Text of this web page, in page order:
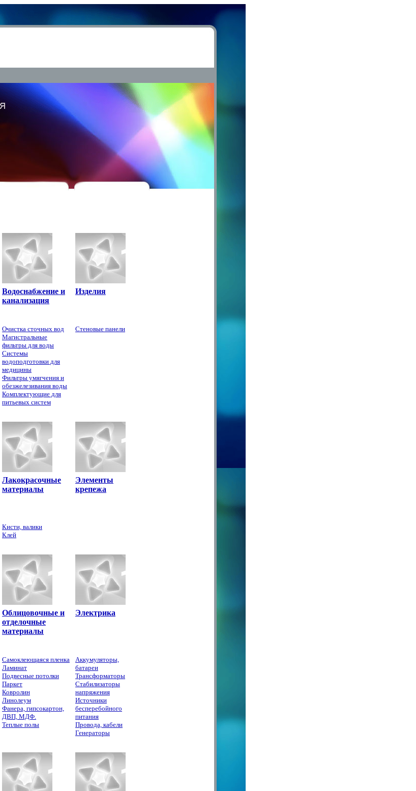
Водоcнабжение и
канализация
Изделия
Очистка сточных вод
Магистральные
фильтры для воды
Системы
водоподготовки для
медицины
Фильтры умягчения и
обезжелезивания воды
Комплектующие для
питьевых систем
Стеновые панели
Лакокрасочные
материалы
Элементы
крепежа
Кисти, валики
Клей
Облицовочные и
отделочные
материалы
Электрика
Самоклеющаяся пленка
Ламинат
Подвесные потолки
Паркет
Ковролин
Линолеум
Фанера, гипсокартон,
ДВП, МДФ.
Теплые полы
Аккумуляторы,
батареи
Трансформаторы
Стабилизаторы
напряжения
Источники
бесперебойного
питания
Провода, кабели
Генераторы